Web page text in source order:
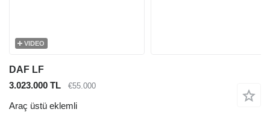
VIDEO
DAF LF
3.023.000 TL
€55.000
Araç üstü eklemli